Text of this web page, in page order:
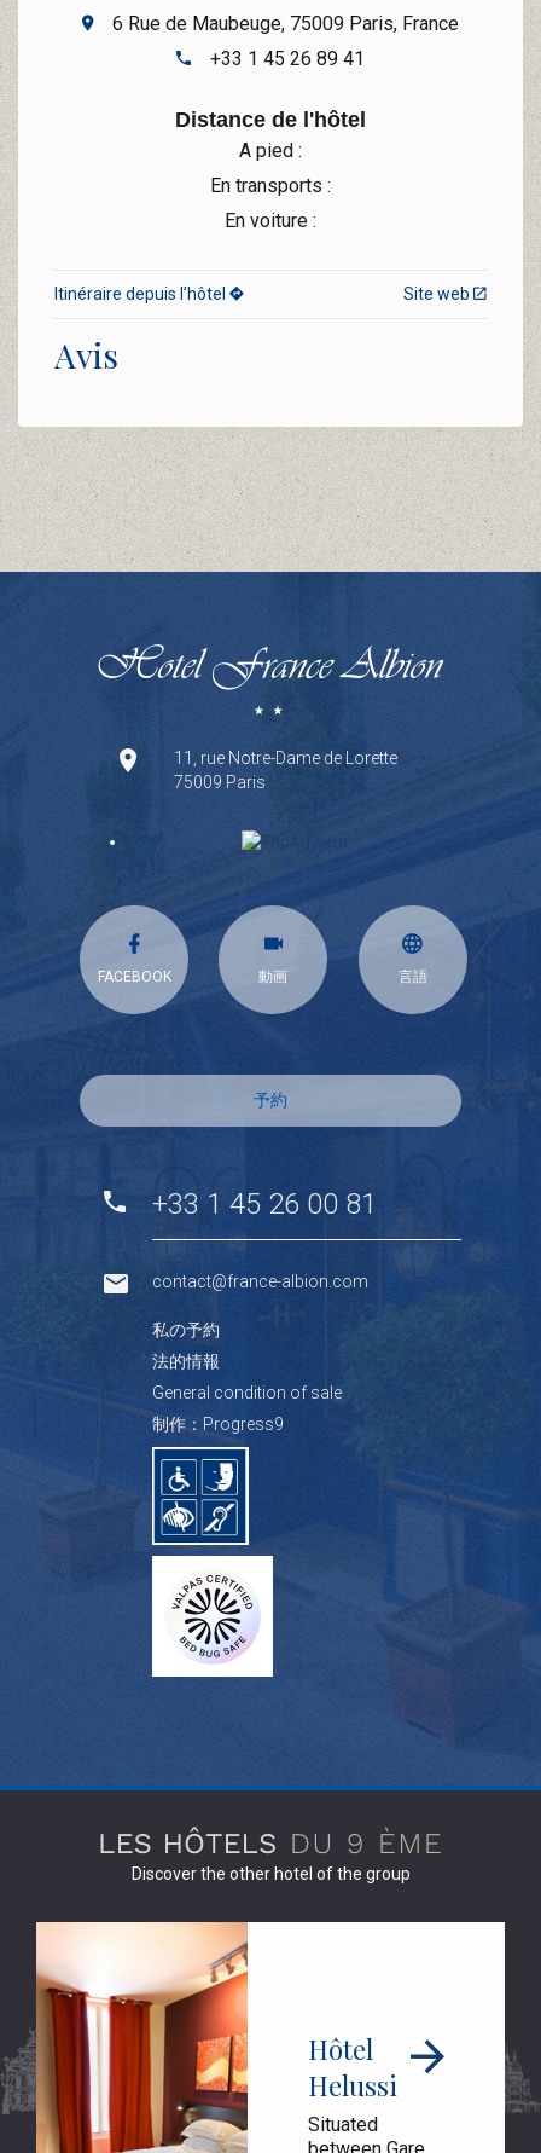
6 Rue de Maubeuge, 75009 Paris, France
+33 1 45 26 89 41
Distance de l'hôtel
A pied :
En transports :
En voiture :
Site web
Itinéraire depuis l’hôtel
Avis
11, rue Notre-Dame de Lorette
75009 Paris
FACEBOOK 動画 言語
予約
+33 1 45 26 00 81
contact@france-albion.com
私の予約
法的情報
General condition of sale
制作：Progress9
Discover the other hotel of the group
Hôtel
Helussi
Situated